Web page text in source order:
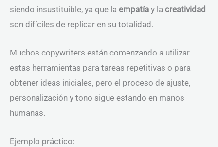
siendo insustituible, ya que la empatía y la creatividad
son difíciles de replicar en su totalidad.
Muchos copywriters están comenzando a utilizar
estas herramientas para tareas repetitivas o para
obtener ideas iniciales, pero el proceso de ajuste,
personalización y tono sigue estando en manos
humanas.
Ejemplo práctico: